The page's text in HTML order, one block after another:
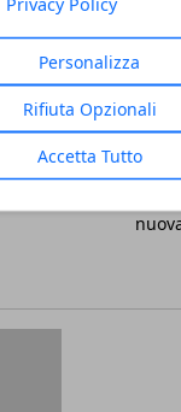
Personalizza
Rifiuta Opzionali
Accetta Tutto